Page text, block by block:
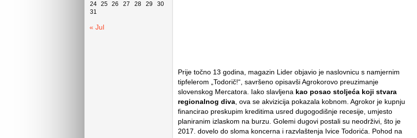
24 25 26 27 28 29
30
31
« Jul
Prije točno 13 godina, magazin Lider objavio je naslovnicu s namjernim
tipfelerom „Todorič!“, savršeno opisavši Agrokorovo preuzimanje
slovenskog Mercatora. Iako slavljena kao posao stoljeća koji stvara
regionalnog diva, ova se akvizicija pokazala kobnom. Agrokor je kupnju
financirao preskupim kreditima usred dugogodišnje recesije, umjesto
planiranim izlaskom na burzu. Golemi dugovi postali su neodrživi, što je
2017. dovelo do sloma koncerna i razvlaštenja Ivice Todorića. Pohod na